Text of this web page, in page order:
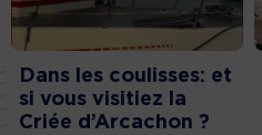
Dans les coulisses: et
si vous visitiez la
Criée d’Arcachon ?